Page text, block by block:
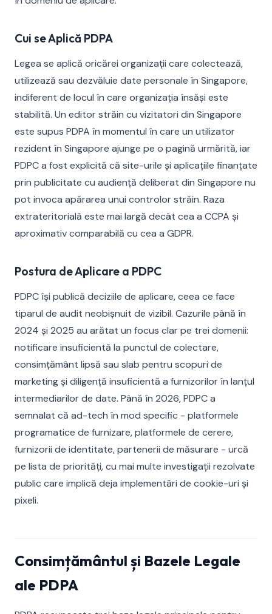
Cui se Aplică PDPA
Legea se aplică oricărei organizații care colectează,
utilizează sau dezvăluie date personale în Singapore,
indiferent de locul în care organizația însăși este
stabilită. Un editor străin cu vizitatori din Singapore
este supus PDPA în momentul în care un utilizator
rezident în Singapore ajunge pe o pagină urmărită, iar
PDPC a fost explicită că site-urile și aplicațiile finanțate
prin publicitate cu audiență deliberat din Singapore nu
pot invoca apărarea unui controlor străin. Raza
extrateritorială este mai largă decât cea a CCPA și
aproximativ comparabilă cu cea a GDPR.
Postura de Aplicare a PDPC
PDPC își publică deciziile de aplicare, ceea ce face
tiparul de audit neobișnuit de vizibil. Cazurile până în
2024 și 2025 au arătat un focus clar pe trei domenii:
notificare insuficientă la punctul de colectare,
consimțământ lipsă sau slab pentru scopuri de
marketing și diligență insuficientă a furnizorilor în lanțul
intermediarilor de date. Până în 2026, PDPC a
semnalat că ad-tech în mod specific - platformele
programatice de furnizare, platformele de cerere,
furnizorii de identitate, partenerii de măsurare - urcă
pe lista de priorități, cu mai multe investigații rezolvate
public care implică deja implementări de cookie-uri și
pixeli.
Consimțământul și Bazele Legale
ale PDPA